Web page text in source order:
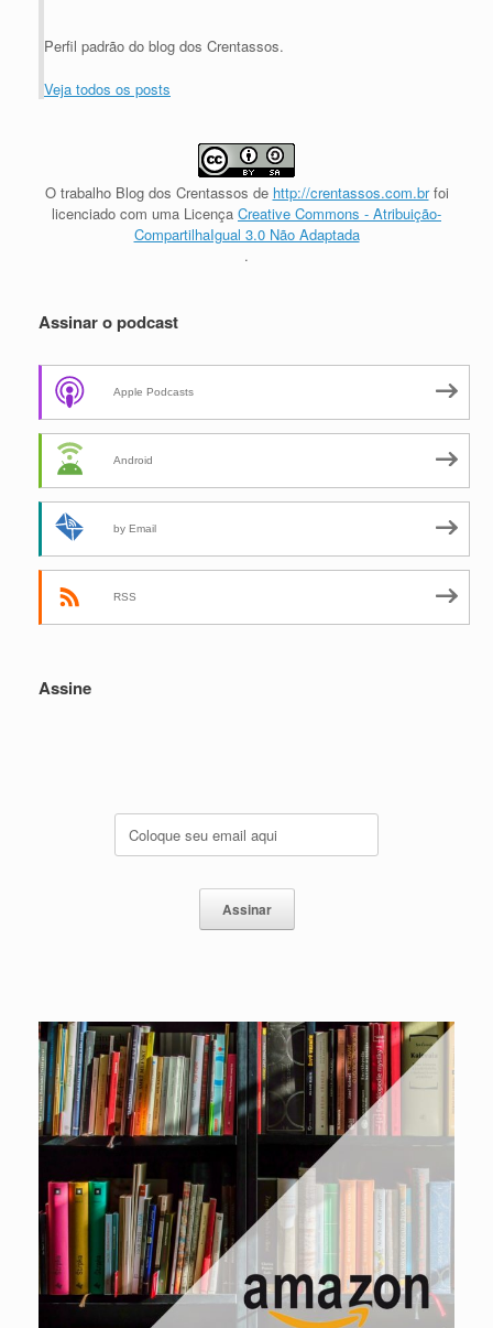
Perfil padrão do blog dos Crentassos.
Veja todos os posts
O trabalho Blog dos Crentassos de http://crentassos.com.brfoi
licenciado com uma Licença Creative Commons - Atribuição-
CompartilhaIgual 3.0 Não Adaptada
.
Assinar o podcast
Apple Podcasts
Android
by Email
RSS
Assine